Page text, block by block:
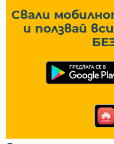
Свали
и ползвай